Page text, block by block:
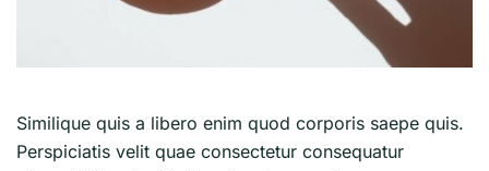
Similique quis a libero enim quod corporis saepe quis.
Perspiciatis velit quae consectetur consequatur